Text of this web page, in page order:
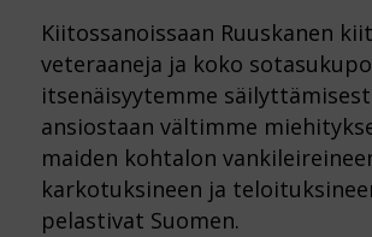
Kiitossanoissaan Ruuskanen
veteraaneja ja koko
itsenäisyytemme
ansiostaan vältimme
maiden kohtalon
karkotuksineen ja
pelastivat Suomen.